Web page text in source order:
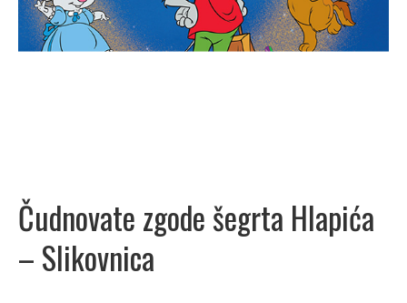
Čudnovate zgode šegrta Hlapića
– Slikovnica